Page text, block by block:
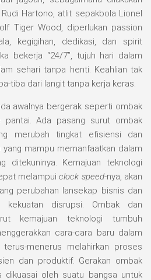
Hartono, atlit sepakbola Lionel
Tiger Wood, diperlukan passion
kegigihan, dedikasi, dan spirit
bekerja “24/7”, tujuh hari dalam
sehari tanpa henti. Keahlian tak
tiba dari langit tanpa kerja keras.
awalnya bergerak seperti ombak
Ada pasang surut ombak
merubah tingkat efisiensi dan
mampu memanfaatkan dalam
ditekuninya. Kemajuan teknologi
melampuiclock speed-nya, akan
perubahan lansekap bisnis dan
disrupsi. Ombak dan
kemajuan teknologi tumbuh
cara-cara baru dalam
menerus melahirkan proses
dan produktif. Gerakan ombak
dikuasai oleh suatu bangsa untuk